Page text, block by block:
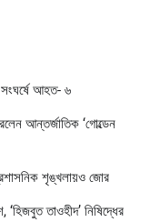
সংঘর্ষে আহত- ৬
আন্তর্জাতিক ‘গোল্ডেন
শৃঙ্খলায়ও জোর
‘হিজবুত তাওহীদ’ নিষিদ্ধের